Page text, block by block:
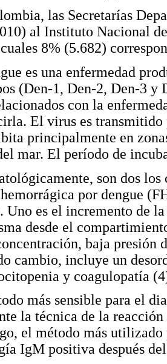
las Secretarías
al Instituto Nacional
8% (5.682)
es una enfermedad
(Den-1, Den-2, Den-3 y
con la
El virus es
principalmente en
mar. El período de
son dos
por dengue
Uno es el incremento de
desde el
baja presión
cambio, incluye un
y coagulopatía
más sensible para el
la técnica de la
el método más
IgM positiva después